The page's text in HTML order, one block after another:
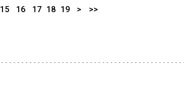
15 16 17 18 19 > >>